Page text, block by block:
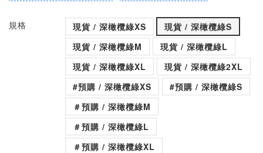
規格 現貨 / 深橄欖綠XS
現貨 / 深橄欖綠S
現貨 / 深橄欖綠M
現貨 / 深橄欖綠L
現貨 / 深橄欖綠XL
現貨 / 深橄欖綠2XL
#預購 / 深橄欖綠XS
#預購 / 深橄欖綠S
＃預購 / 深橄欖綠M
＃預購 / 深橄欖綠L
＃預購 / 深橄欖綠XL